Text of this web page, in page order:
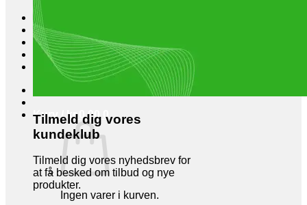
Hygiejne
Skadedyr
Brands
Økologi
Tilbud
Kurv / kr. 0,00 0
Ingen varer i kurven.
Tilmeld dig vores
kundeklub
Tilmeld dig vores nyhedsbrev for
at få besked om tilbud og nye
produkter.